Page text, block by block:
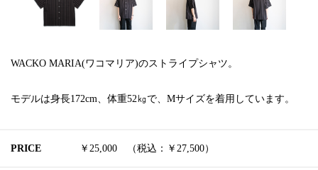
WACKO MARIA(ワコマリア)のストライプシャツ。
モデルは身長172cm、体重52㎏で、Mサイズを着用しています。
PRICE ￥25,000 （税込：￥27,500）